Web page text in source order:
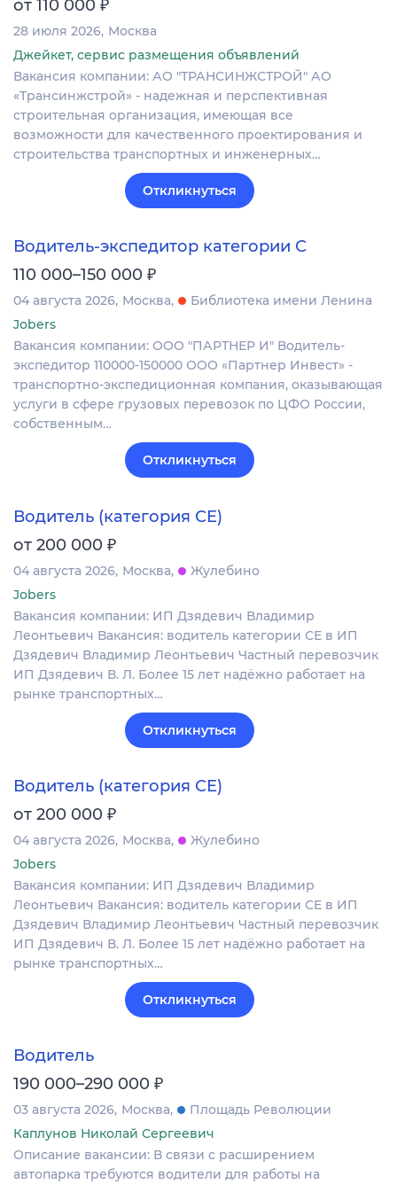
от 110 000
28 июля 2026 Москва
Джейкет, сервис размещения объявлений
Вакансия компании: АО "ТРАНСИНЖСТРОЙ" АО
«Трансинжстрой» - надежная и перспективная
строительная организация, имеющая все
возможности для качественного проектирования и
строительства транспортных и инженерных…
Откликнуться
Водитель-экспедитор категории С
110 000–150 000 ₽
04 августа 2026 Москва
Библиотека имени Ленина
Jobers
Вакансия компании: ООО "ПАРТНЕР И" Водитель-
экспедитор 110000-150000 ООО «Партнер Инвест» -
транспортно-экспедиционная компания, оказывающая
услуги в сфере грузовых перевозок по ЦФО России,
собственным…
Откликнуться
Водитель (категория СЕ)
от 200 000 ₽
04 августа 2026 Москва
Жулебино
Jobers
Вакансия компании: ИП Дзядевич Владимир
Леонтьевич Вакансия: водитель категории СЕ в ИП
Дзядевич Владимир Леонтьевич Частный перевозчик
ИП Дзядевич В. Л. Более 15 лет надёжно работает на
рынке транспортных…
Откликнуться
Водитель (категория СЕ)
от 200 000 ₽
04 августа 2026 Москва
Жулебино
Jobers
Вакансия компании: ИП Дзядевич Владимир
Леонтьевич Вакансия: водитель категории СЕ в ИП
Дзядевич Владимир Леонтьевич Частный перевозчик
ИП Дзядевич В. Л. Более 15 лет надёжно работает на
рынке транспортных…
Откликнуться
Водитель
190 000–290 000 ₽
03 августа 2026 Москва
Площадь Революции
Каплунов Николай Сергеевич
Описание вакансии: В связи с расширением
автопарка требуются водители для работы на